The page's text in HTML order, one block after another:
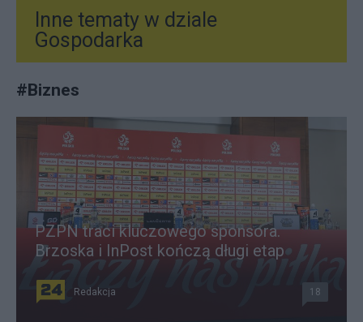
Inne tematy w dziale
Gospodarka
#Biznes
PZPN traci kluczowego sponsora.
Brzoska i InPost kończą długi etap
Redakcja 18